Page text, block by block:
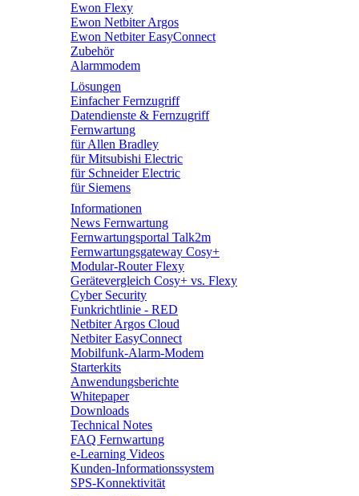
Ewon Flexy
Ewon Netbiter Argos
Ewon Netbiter EasyConnect
Zubehör
Alarmmodem
Lösungen
Einfacher Fernzugriff
Datendienste & Fernzugriff
Fernwartung
für Allen Bradley
für Mitsubishi Electric
für Schneider Electric
für Siemens
Informationen
News Fernwartung
Fernwartungsportal Talk2m
Fernwartungsgateway Cosy+
Modular-Router Flexy
Gerätevergleich Cosy+ vs. Flexy
Cyber Security
Funkrichtlinie - RED
Netbiter Argos Cloud
Netbiter EasyConnect
Mobilfunk-Alarm-Modem
Starterkits
Anwendungsberichte
Whitepaper
Downloads
Technical Notes
FAQ Fernwartung
e-Learning Videos
Kunden-Informationssystem
SPS-Konnektivität